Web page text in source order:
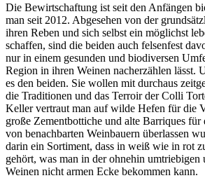
Die Bewirtschaftung ist seit den Anfängen
man seit 2012. Abgesehen von der
ihren Reben und sich selbst ein möglichst
schaffen, sind die beiden auch felsenfest
nur in einem gesunden und biodiversen
Region in ihren Weinen nacherzählen lässt.
es den beiden. Sie wollen mit durchaus
die Traditionen und das Terroir der Colli
Keller vertraut man auf wilde Hefen für die
große Zementbottiche und alte Barriques für
von benachbarten Weinbauern überlassen
darin ein Sortiment, dass in weiß wie in rot
gehört, was man in der ohnehin umtriebigen
Weinen nicht armen Ecke bekommen kann.